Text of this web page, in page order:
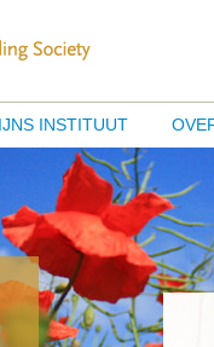
INSTITUUT